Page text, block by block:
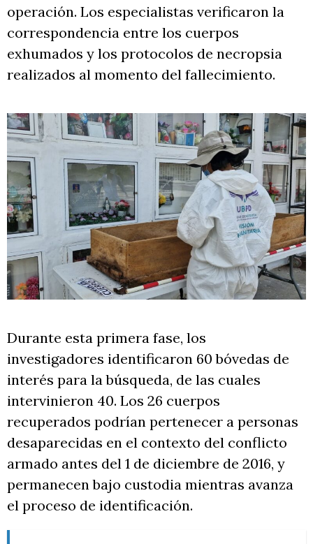
operación. Los especialistas verificaron la
correspondencia entre los cuerpos
exhumados y los protocolos de necropsia
realizados al momento del fallecimiento.
Durante esta primera fase, los
investigadores identificaron 60 bóvedas de
interés para la búsqueda, de las cuales
intervinieron 40. Los 26 cuerpos
recuperados podrían pertenecer a personas
desaparecidas en el contexto del conflicto
armado antes del 1 de diciembre de 2016, y
permanecen bajo custodia mientras avanza
el proceso de identificación.